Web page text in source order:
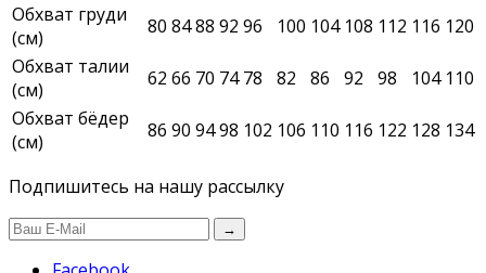
Обхват груди
(см)
80 8488 92 96 100 104 108 112 116 120
Обхват талии
(см)
62 66 70 74 78 82 86 92 98 104 110
Обхват бёдер
(см)
86 90 9498 102 106 110 116 122 128 134
Подпишитесь на нашу рассылку
→